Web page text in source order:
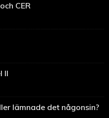
CER
II
lämnade det någonsin?